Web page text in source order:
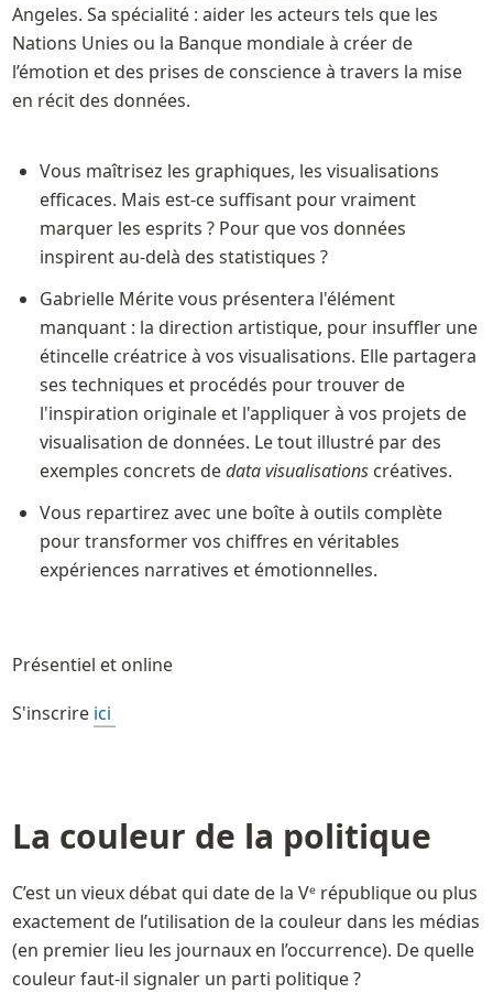
Angeles. Sa spécialité : aider les acteurs tels que les
Nations Unies ou la Banque mondiale à créer de
l’émotion et des prises de conscience à travers la mise
en récit des données.
Vous maîtrisez les graphiques, les visualisations
efficaces. Mais est-ce suffisant pour vraiment
marquer les esprits ? Pour que vos données
inspirent au-delà des statistiques ?
Gabrielle Mérite vous présentera l'élément
manquant : la direction artistique, pour insuffler une
étincelle créatrice à vos visualisations. Elle partagera
ses techniques et procédés pour trouver de
l'inspiration originale et l'appliquer à vos projets de
visualisation de données. Le tout illustré par des
exemples concrets de data visualisations créatives.
Vous repartirez avec une boîte à outils complète
pour transformer vos chiffres en véritables
expériences narratives et émotionnelles.
Présentiel et online
S'inscrire ici
La couleur de la politique
C’est un vieux débat qui date de la Vᵉ république ou plus
exactement de l’utilisation de la couleur dans les médias
(en premier lieu les journaux en l’occurrence). De quelle
couleur faut-il signaler un parti politique ?